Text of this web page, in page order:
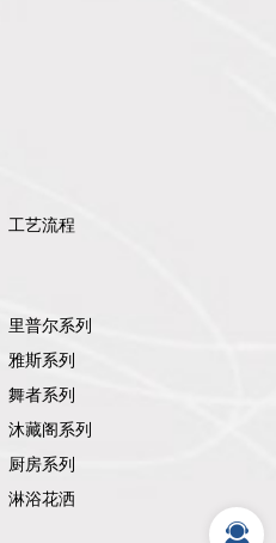
工艺流程
里普尔系列
雅斯系列
舞者系列
沐藏阁系列
厨房系列
淋浴花洒